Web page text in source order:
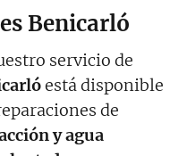
Benicarló
servicio de
está disponible
de
y agua